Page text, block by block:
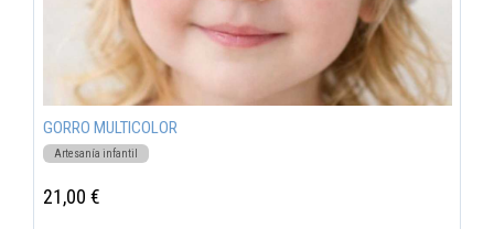
GORRO MULTICOLOR
Artesanía infantil
21,00 €